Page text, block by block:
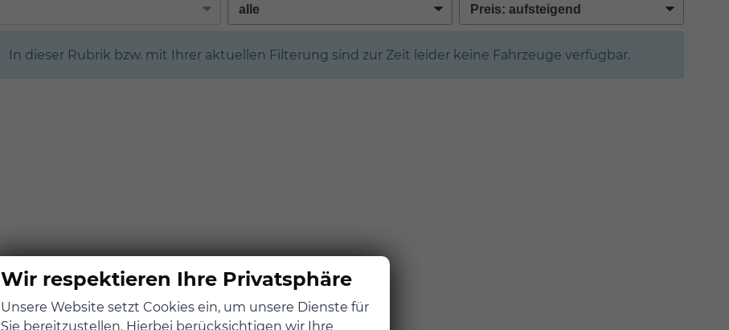
In dieser Rubrik bzw. mit Ihrer aktuellen Filterung sind zur Zeit leider keine Fahrzeuge verfügbar.
Wir respektieren Ihre Privatsphäre
Unsere Website setzt Cookies ein, um unsere Dienste für
Sie bereitzustellen. Hierbei berücksichtigen wir Ihre